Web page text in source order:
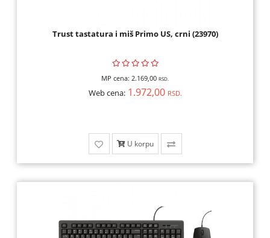
Trust tastatura i miš Primo US, crni (23970)
MP cena: 2.169,00 RSD.
Web cena: 1.972,00 RSD.
U korpu